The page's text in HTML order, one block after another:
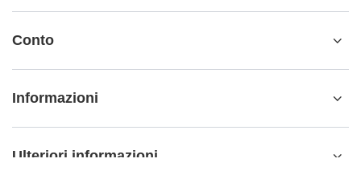
Conto
Informazioni
Ulteriori informazioni